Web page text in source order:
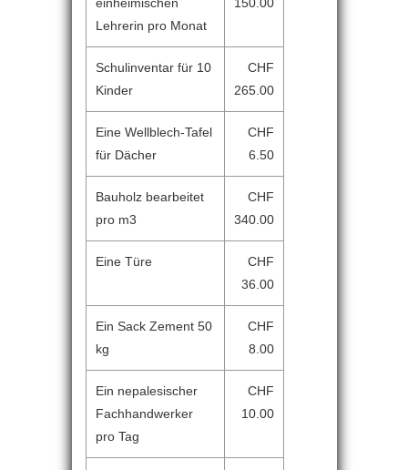
Lehrerin pro Monat
Schulinventar für 10
Kinder
CHF
265.00
Eine Wellblech-Tafel
für Dächer
CHF
6.50
Bauholz bearbeitet
pro m3
CHF
340.00
Eine Türe
CHF
36.00
Ein Sack Zement 50
kg
CHF
8.00
Ein nepalesischer
Fachhandwerker
pro Tag
CHF
10.00